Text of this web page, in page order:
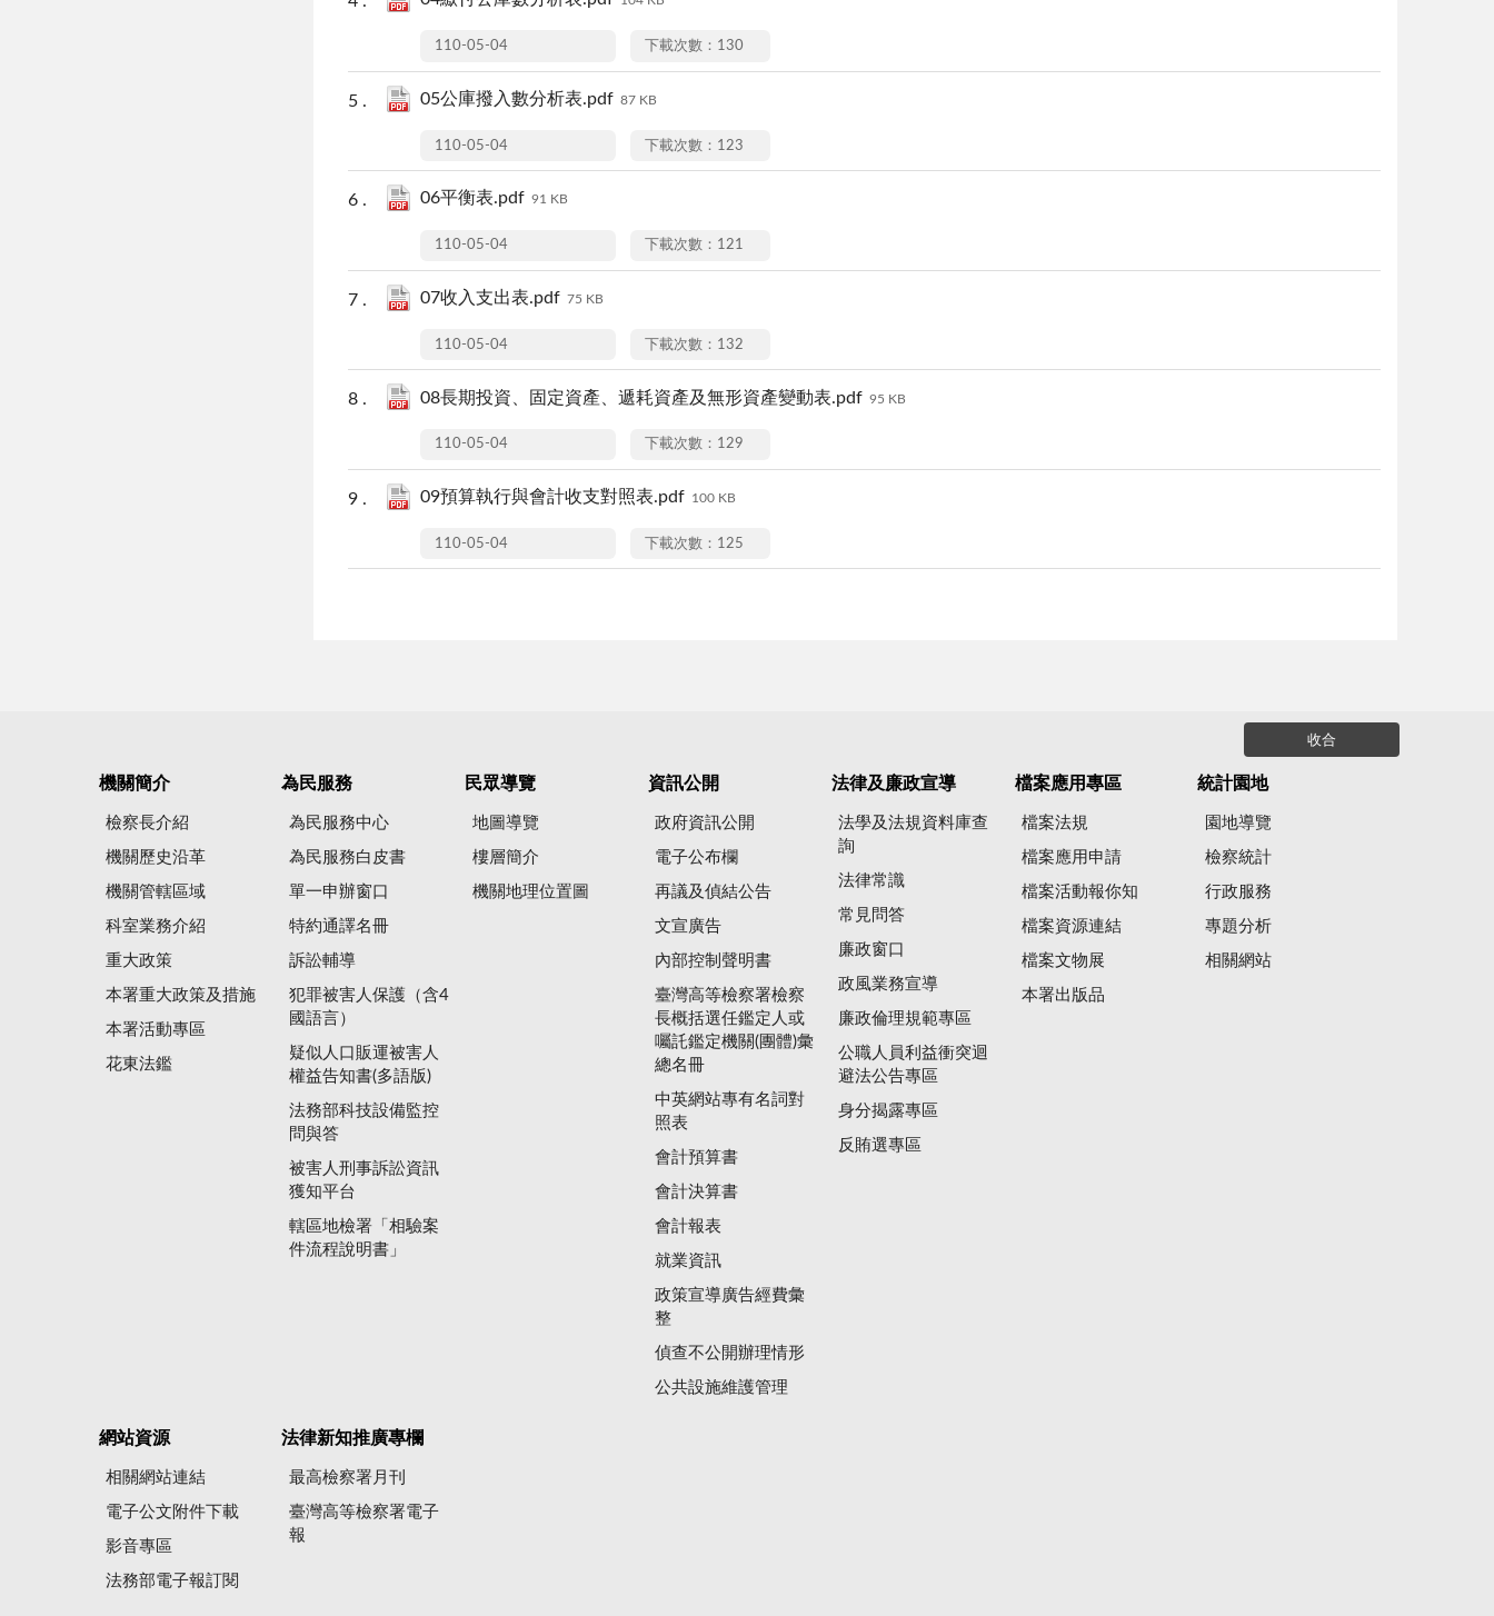
110-05-04 下載次數：130
05公庫撥入數分析表.pdf 87 KB
110-05-04 下載次數：123
06平衡表.pdf 91 KB
110-05-04 下載次數：121
07收入支出表.pdf 75 KB
110-05-04 下載次數：132
08長期投資、固定資產、遞耗資產及無形資產變動表.pdf 95 KB
110-05-04 下載次數：129
09預算執行與會計收支對照表.pdf 100 KB
110-05-04 下載次數：125
收合
機關簡介
檢察長介紹
機關歷史沿革
機關管轄區域
科室業務介紹
重大政策
本署重大政策及措施
本署活動專區
花東法鑑
為民服務
為民服務中心
為民服務白皮書
單一申辦窗口
特約通譯名冊
訴訟輔導
犯罪被害人保護（含4
國語言）
疑似人口販運被害人
權益告知書(多語版)
法務部科技設備監控
問與答
被害人刑事訴訟資訊
獲知平台
轄區地檢署「相驗案
件流程說明書」
民眾導覽
地圖導覽
樓層簡介
機關地理位置圖
資訊公開
政府資訊公開
電子公布欄
再議及偵結公告
文宣廣告
內部控制聲明書
臺灣高等檢察署檢察
長概括選任鑑定人或
囑託鑑定機關(團體)彙
總名冊
中英網站專有名詞對
照表
會計預算書
會計決算書
會計報表
就業資訊
政策宣導廣告經費彙
整
偵查不公開辦理情形
公共設施維護管理
法律及廉政宣導
法學及法規資料庫查
詢
法律常識
常見問答
廉政窗口
政風業務宣導
廉政倫理規範專區
公職人員利益衝突迴
避法公告專區
身分揭露專區
反賄選專區
檔案應用專區
檔案法規
檔案應用申請
檔案活動報你知
檔案資源連結
檔案文物展
本署出版品
統計園地
園地導覽
檢察統計
行政服務
專題分析
相關網站
網站資源
相關網站連結
電子公文附件下載
影音專區
法務部電子報訂閱
法律新知推廣專欄
最高檢察署月刊
臺灣高等檢察署電子
報